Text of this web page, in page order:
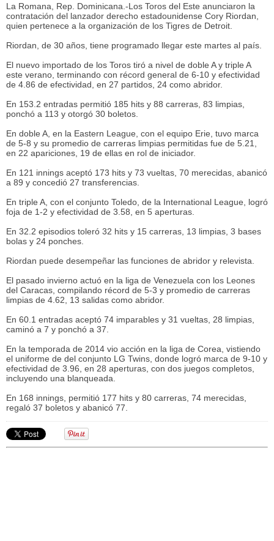
La Romana, Rep. Dominicana.-Los Toros del Este anunciaron la
contratación del lanzador derecho estadounidense Cory Riordan,
quien pertenece a la organización de los Tigres de Detroit.
Riordan , de 30 años, tiene programado llegar este martes al país
El nuevo importado de los Toros tiró a nivel de doble A y triple A
este verano, terminando con récord general de 6-10 y efectividad
de 4.86 de efectividad, en 27 partidos, 24 como abridor.
En 153.2 entradas permitió 185 hits y 88 carreras, 83 limpias,
ponchó a 113 y otorgó 30 boletos.
En doble A, en la Eastern League, con el equipo Erie, tuvo marca
de 5-8 y su promedio de carreras limpias permitidas fue de 5.21,
en 22 apariciones, 19 de ellas en rol de iniciador.
En 121 innings aceptó 173 hits y 73 vueltas, 70 merecidas, abanicó
a 89 y concedió 27 transferencias.
En triple A, con el conjunto Toledo, de la International League, logró
foja de 1-2 y efectividad de 3.58, en 5 aperturas.
En 32.2 episodios toleró 32 hits y 15 carreras, 13 limpias, 3 bases
bolas y 24 ponches.
Riordan puede desempeñar las funciones de abridor y relevista.
El pasado invierno actuó en la liga de Venezuela con los Leones
del Caracas, compilando récord de 5-3 y promedio de carreras
limpias de 4.62, 13 salidas como abridor.
En 60.1 entradas aceptó 74 imparables y 31 vueltas, 28 limpias,
caminó a 7 y ponchó a 37.
En la temporada de 2014 vio acción en la liga de Corea, vistiendo
el uniforme de del conjunto LG Twins, donde logró marca de 9-10 y
efectividad de 3.96, en 28 aperturas, con dos juegos completos,
incluyendo una blanqueada.
En 168 innings, permitió 177 hits y 80 carreras, 74 merecidas,
regaló 37 boletos y abanicó 77.